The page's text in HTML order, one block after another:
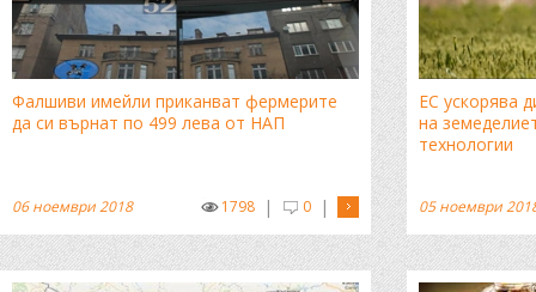
Фалшиви имейли приканват фермерите
да си върнат по 499 лева от НАП
|
0
|
1798
06 ноември 2018
ЕС ускорява
на
технологии
05 ноември